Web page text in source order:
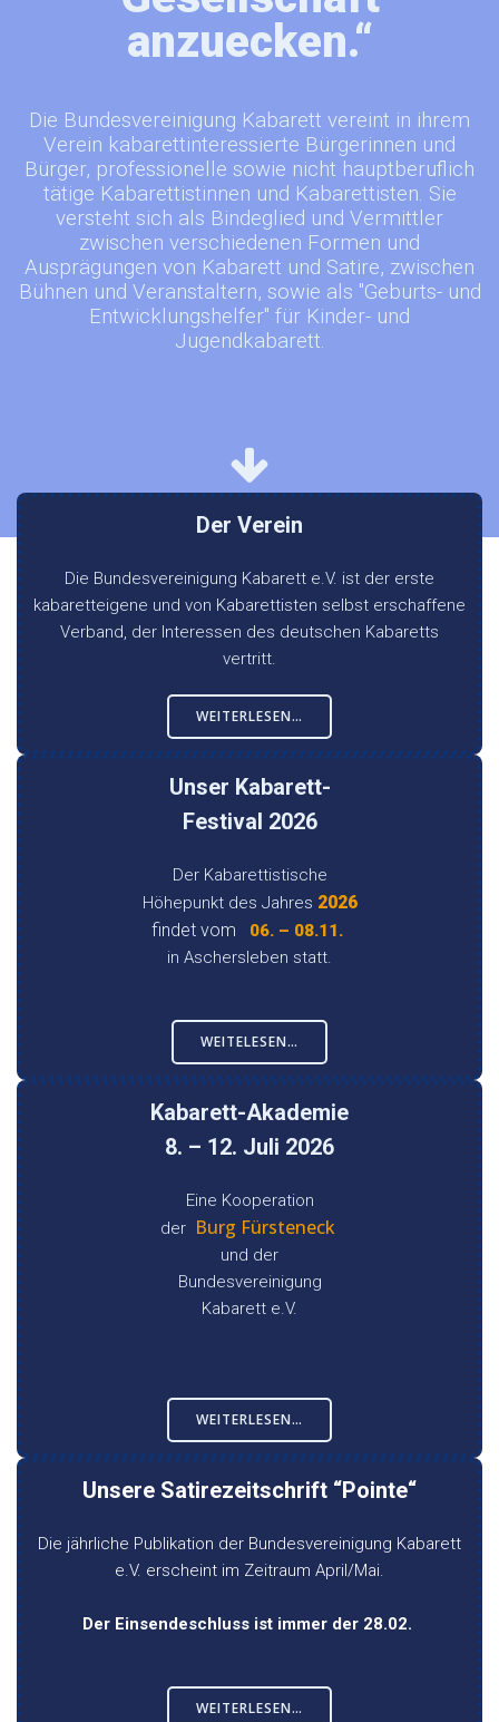
anzuecken.“
Die Bundesvereinigung Kabarett vereint in ihrem
Verein kabarettinteressierte Bürgerinnen und
Bürger, professionelle sowie nicht hauptberuflich
tätige Kabarettistinnen und Kabarettisten. Sie
versteht sich als Bindeglied und Vermittler
zwischen verschiedenen Formen und
Ausprägungen von Kabarett und Satire, zwischen
Bühnen und Veranstaltern, sowie als "Geburts- und
Entwicklungshelfer" für Kinder- und
Jugendkabarett.
Der Verein
Die Bundesvereinigung Kabarett e.V. ist der erste
kabaretteigene und von Kabarettisten selbst erschaffene
Verband, der Interessen des deutschen Kabaretts
vertritt.
WEITERLESEN…
Unser Kabarett-
Festival 2026
Der Kabarettistische
Höhepunkt des Jahres 2026
findet vom
06. – 08.11.
in Aschersleben statt.
WEITELESEN…
Kabarett-Akademie
8. – 12. Juli 2026
Eine Kooperation
der Burg Fürsteneck
und der
Bundesvereinigung
Kabarett e.V.
WEITERLESEN…
Unsere Satirezeitschrift “Pointe“
Die jährliche Publikation der Bundesvereinigung Kabarett
e.V. erscheint im Zeitraum April/Mai.
Der Einsendeschluss ist immer der 28.02.
WEITERLESEN…